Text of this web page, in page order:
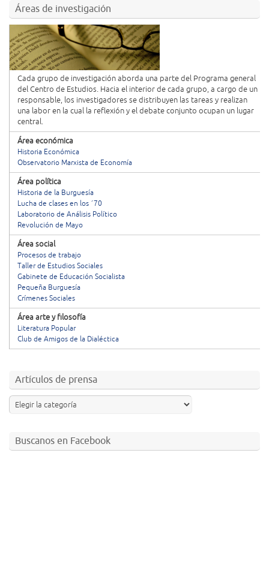
Áreas de investigación
Cada grupo de investigación aborda una parte del Programa general
del Centro de Estudios. Hacia el interior de cada grupo, a cargo de un
responsable, los investigadores se distribuyen las tareas y realizan
una labor en la cual la reflexión y el debate conjunto ocupan un lugar
central.
Área económica
Historia Económica
Observatorio Marxista de Economía
Área política
Historia de la Burguesía
Lucha de clases en los ´70
Laboratorio de Análisis Político
Revolución de Mayo
Área social
Procesos de trabajo
Taller de Estudios Sociales
Gabinete de Educación Socialista
Pequeña Burguesía
Crímenes Sociales
Área arte y filosofía
Literatura Popular
Club de Amigos de la Dialéctica
Artículos de prensa
Buscanos en Facebook